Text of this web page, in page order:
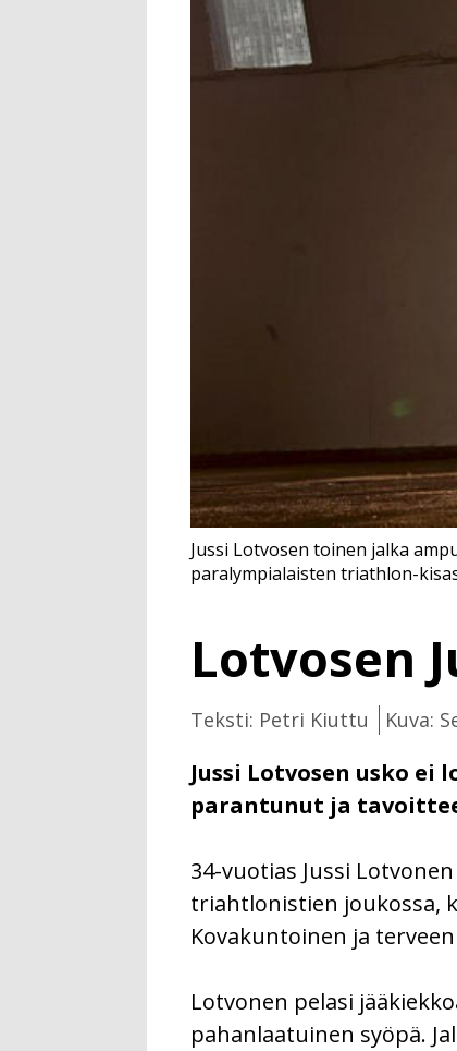
Lotvosen
Teksti: Petri Kiuttu Kuva:
Jussi Lotvosen usko
parantunut ja
Jussi Lotvosen toinen jalka
paralympialaisten triathlon-
34-vuotias Jussi
triahtlonistien joukossa,
Kovakuntoinen ja
Lotvonen pelasi
pahanlaatuinen syöpä.